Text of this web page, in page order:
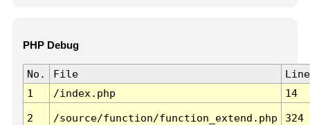
PHP Debug
No. File
Line
1
/index.php 14
2 /source/function/function_extend.php 324